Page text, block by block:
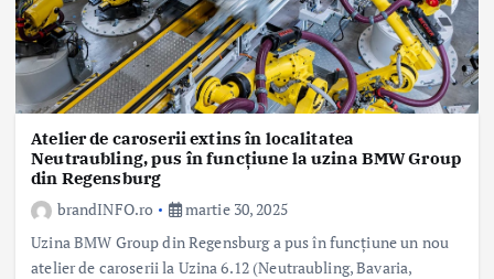
Atelier de caroserii extins în localitatea
Neutraubling, pus în funcțiune la uzina BMW Group
din Regensburg
brandINFO.ro
martie 30, 2025
Uzina BMW Group din Regensburg a pus în funcţiune un nou
atelier de caroserii la Uzina 6.12 (Neutraubling, Bavaria,